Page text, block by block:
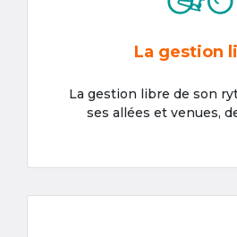
La gestion
La gestion libre de son
ses allées et venues,